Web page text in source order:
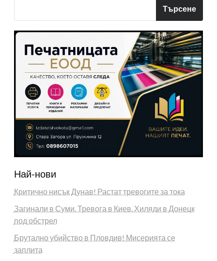
Търсене
Най-нови
Критично нисък Дунав! Растат тревогите за тока
Загинали в Суми. Тревога в Киев. Хиляди в Донецк
под обстрел
Брутално убийство в Пловдив! Мисерията се
заплита